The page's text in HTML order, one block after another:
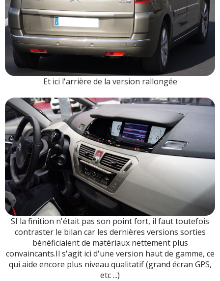
Et ici l'arrière de la version rallongée
SI la finition n'était pas son point fort, il faut toutefois
contraster le bilan car les dernières versions sorties
bénéficiaient de matériaux nettement plus
convaincants.Il s'agit ici d'une version haut de gamme, ce
qui aide encore plus niveau qualitatif (grand écran GPS,
etc ...)